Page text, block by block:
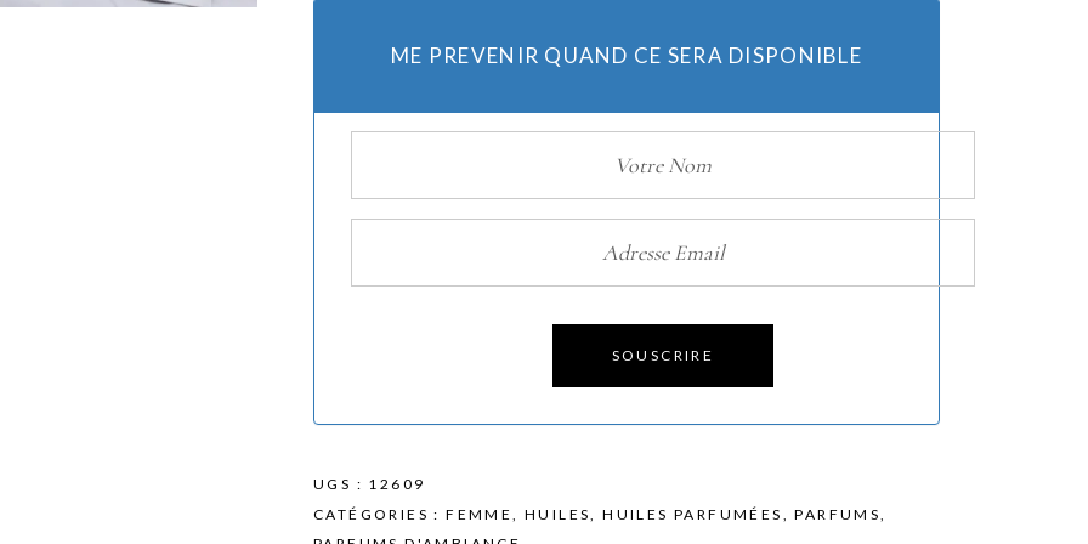
Bougies
ME PREVENIR QUAND CE SERA DISPONIBLE
SOUSCRIRE
UGS : 12609
CATÉGORIES :FEMME,HUILES,HUILES PARFUMÉES ,PARFUMS,